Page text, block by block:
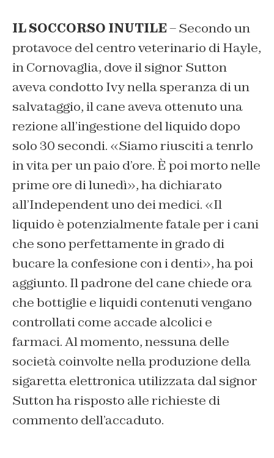
IL SOCCORSO INUTILE– Secondo un
protavoce del centro veterinario di Hayle,
in Cornovaglia, dove il signor Sutton
aveva condotto Ivy nella speranza di un
salvataggio, il cane aveva ottenuto una
rezione all’ingestione del liquido dopo
solo 30 secondi. «Siamo riusciti a tenrlo
in vita per un paio d’ore. È poi morto nelle
prime ore di lunedì», ha dichiarato
all’Independent uno dei medici. «Il
liquido è potenzialmente fatale per i cani
che sono perfettamente in grado di
bucare la confesione con i denti», ha poi
aggiunto. Il padrone del cane chiede ora
che bottiglie e liquidi contenuti vengano
controllati come accade alcolici e
farmaci. Al momento, nessuna delle
società coinvolte nella produzione della
sigaretta elettronica utilizzata dal signor
Sutton ha risposto alle richieste di
commento dell’accaduto.